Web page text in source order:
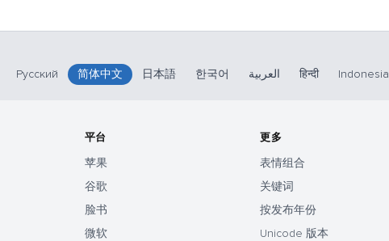
Русский 简体中文 日本語 한국어 العربية हिन्दी Indonesia
平台
苹果
谷歌
脸书
微软
更多
表情组合
关键词
按发布年份
Unicode 版本